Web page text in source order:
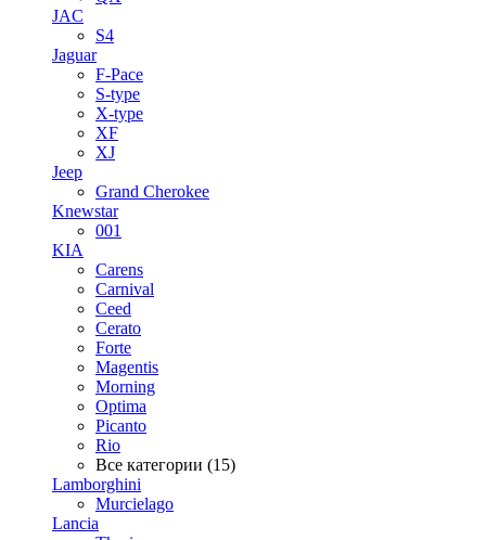
JAC
S4
Jaguar
F-Pace
S-type
X-type
XF
XJ
Jeep
Grand Cherokee
Knewstar
001
KIA
Carens
Carnival
Ceed
Cerato
Forte
Magentis
Morning
Optima
Picanto
Rio
Все категории (15)
Lamborghini
Murcielago
Lancia